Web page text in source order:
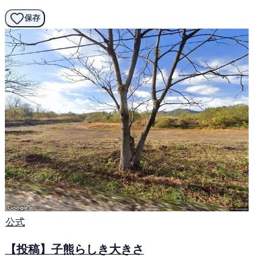
保存
公式
【投稿】子熊らしき大きさ